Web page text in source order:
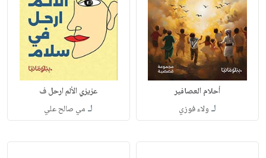
أحلام العصافير
لـ ولاء فوزي
عزيزي الألم ارحل ف
لـ مي صالح علي